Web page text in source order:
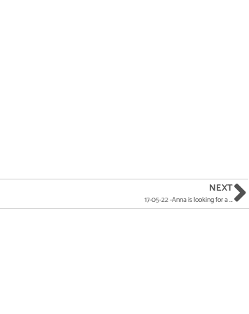
NEXT
17-05-22 -Anna is looking for a …